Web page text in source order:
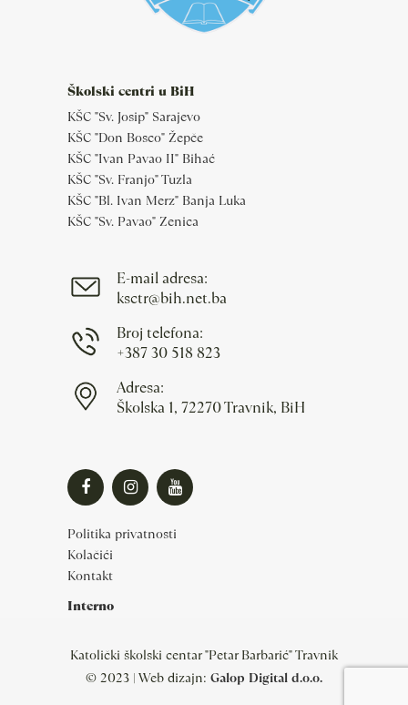
Školski centri u BiH
KŠC "Sv. Josip" Sarajevo
KŠC "Don Bosco" Žepče
KŠC "Ivan Pavao II" Bihać
KŠC "Sv. Franjo" Tuzla
KŠC "Bl. Ivan Merz" Banja Luka
KŠC "Sv. Pavao" Zenica
E-mail adresa:
ksctr@bih.net.ba
Broj telefona:
+387 30 518 823
Adresa:
Školska 1, 72270 Travnik, BiH
Politika privatnosti
Kolačići
Kontakt
Interno
Katolički školski centar "Petar Barbarić" Travnik
© 2023 | Web dizajn: Galop Digital d.o.o.